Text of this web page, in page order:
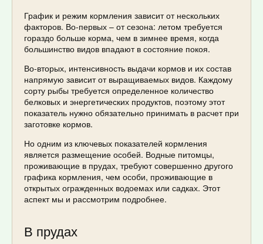
График и режим кормления зависит от нескольких
факторов. Во-первых – от сезона: летом требуется
гораздо больше корма, чем в зимнее время, когда
большинство видов впадают в состояние покоя.
Во-вторых, интенсивность выдачи кормов и их состав
напрямую зависит от выращиваемых видов. Каждому
сорту рыбы требуется определенное количество
белковых и энергетических продуктов, поэтому этот
показатель нужно обязательно принимать в расчет при
заготовке кормов.
Но одним из ключевых показателей кормления
является размещение особей. Водные питомцы,
проживающие в прудах, требуют совершенно другого
графика кормления, чем особи, проживающие в
открытых огражденных водоемах или садках. Этот
аспект мы и рассмотрим подробнее.
В прудах